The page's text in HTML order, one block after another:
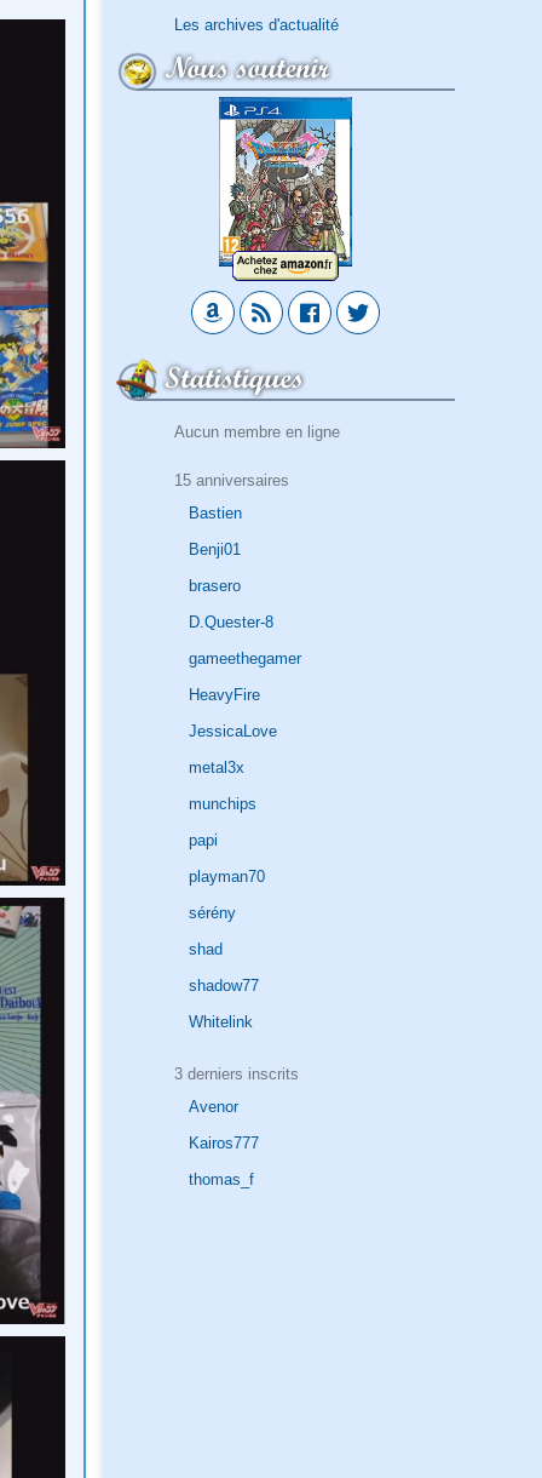
Les archives d'actualité
Nous soutenir
Statistiques
Aucun membre en ligne
15 anniversaires
Bastien
Benji01
brasero
D.Quester-8
gameethegamer
HeavyFire
JessicaLove
metal3x
munchips
papi
playman70
sérény
shad
shadow77
Whitelink
3 derniers inscrits
Avenor
Kairos777
thomas_f